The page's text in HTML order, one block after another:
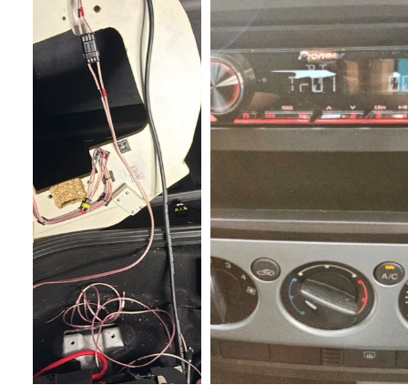
Nissan Teana (L33) 2013 - 2020
Nissan Terra 04/2018 - 2023
Nissan Tiida (C11) 01/2008 - 03/2011
Nissan Titan (H61) 2015 - 2019
Nissan Townstar (NFK) 06/2022 - 2024
Nissan X-Trail (T31) 07/2007 - 10/2010
Nissan X-Trail (T31) 10/2010 - 06/2014
Nissan X-Trail (T32) 07/2014 - 07/2017
Opel Movano B (X62) 06/2013 - 09/2019
Opel Movano B (X62) 10/2019 - 08/2021
Opel Vivaro B (X82) 08/2014 - 03/2019
Renault Captur (R) 06/2013 - 12/2019
Renault Express (RJK) 05/2021 - 2023
Renault Kangoo (W) 03/2013 - 12/2020
Renault Kangoo Rapid (W) 05/2013 - 05/2021
Renault Kangoo Z.E. Rapid (W) 05/2013 - 06/2022
Renault Kangoo III (RJK) 05/2021 - 2024
Renault Master III (M) 09/2014 - 08/2018